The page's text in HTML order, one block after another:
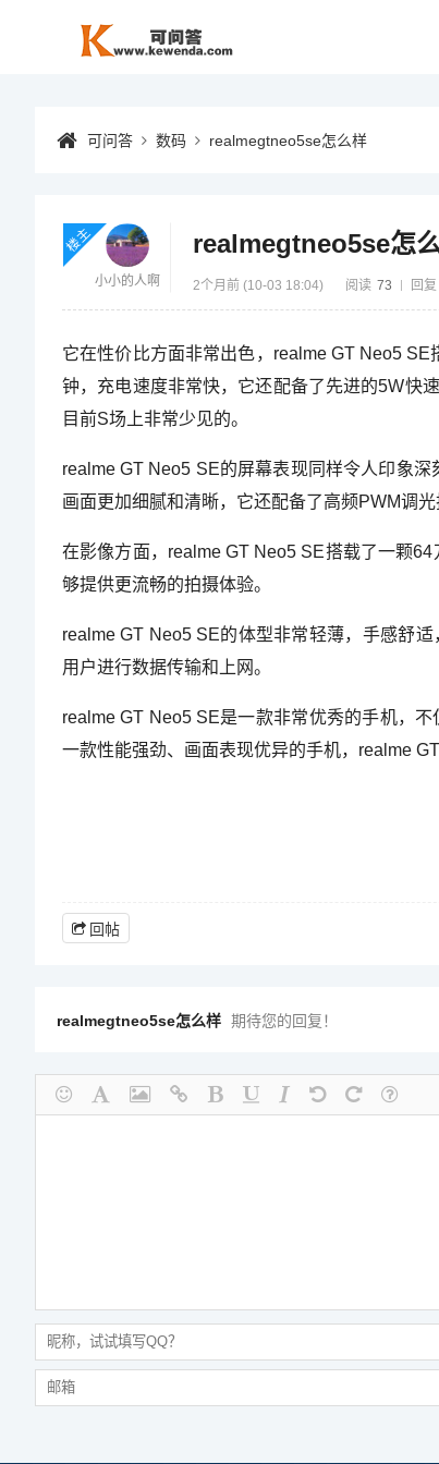
可问答 数码 realmegtneo5se怎么样
realmegtneo5se怎
2个月前 (10-03 18:04) 阅读 73 回复
小小的人啊
楼主
它在性价比方面非常出色，realme GT Neo5
钟，充电速度非常快，它还配备了先进的5W快
目前S场上非常少见的。
realme GT Neo5 SE的屏幕表现同样令人印象
画面更加细腻和清晰，它还配备了高频PWM调
在影像方面，realme GT Neo5 SE搭载了一颗
够提供更流畅的拍摄体验。
realme GT Neo5 SE的体型非常轻薄，手感舒
用户进行数据传输和上网。
realme GT Neo5 SE是一款非常优秀的手机，
一款性能强劲、画面表现优异的手机，realme
回帖
realmegtneo5se怎么样 期待您的回复！